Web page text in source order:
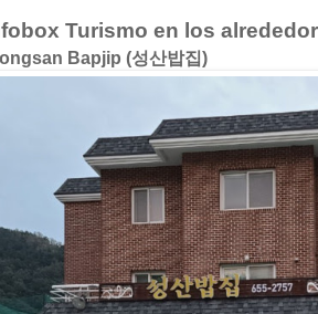
Turismo en los
Bapjip (성산밥집)